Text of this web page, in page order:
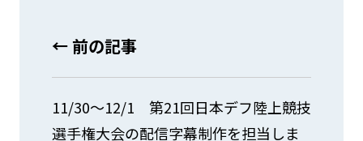
← 前の記事
11/30～12/1 第21回日本デフ陸上競技
選手権大会の配信字幕制作を担当しま